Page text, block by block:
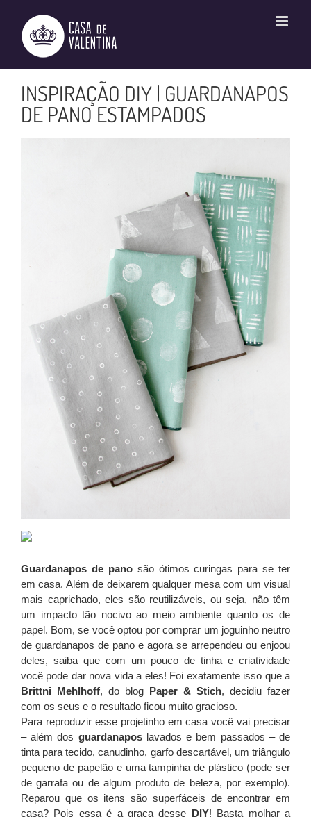
conteúdo
INSPIRAÇÃO DIY | GUARDANAPOS
DE PANO ESTAMPADOS
Guardanapos de panosão ótimos curingas para se ter
em casa. Além de deixarem qualquer mesa com um visual
mais caprichado, eles são reutilizáveis, ou seja, não têm
um impacto tão nocivo ao meio ambiente quanto os de
papel. Bom, se você optou por comprar um joguinho neutro
de guardanapos de pano e agora se arrependeu ou enjoou
deles, saiba que com um pouco de tinha e criatividade
você pode dar nova vida a eles! Foi exatamente isso que a
Brittni Mehlhoff, do blog Paper & Stich, decidiu fazer
com os seus e o resultado ficou muito gracioso.
Para reproduzir esse projetinho em casa você vai precisar
– além dos guardanaposlavados e bem passados – de
tinta para tecido, canudinho, garfo descartável, um triângulo
pequeno de papelão e uma tampinha de plástico (pode ser
de garrafa ou de algum produto de beleza, por exemplo).
Reparou que os itens são superfáceis de encontrar em
casa? Pois essa é a graça desse DIY! Basta molhar a